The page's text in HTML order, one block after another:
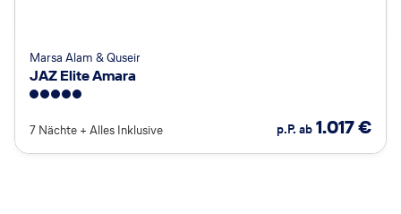
Marsa Alam & Quseir
JAZ Elite Amara
7 Nächte + Alles Inklusive p.P. ab 1.017€